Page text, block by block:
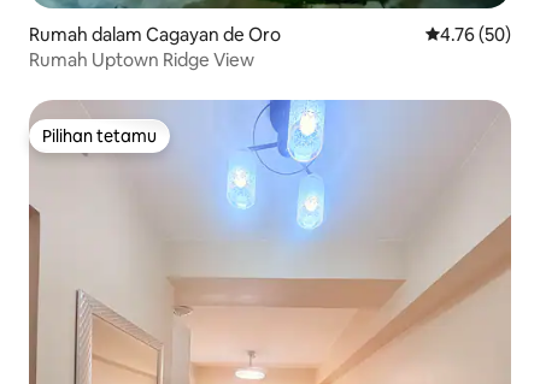
Rumah dalam Cagayan de Oro Penarafan
4.76 (50)
Rumah Uptown Ridge View
Pilihan tetamu
Pilihan tetamu